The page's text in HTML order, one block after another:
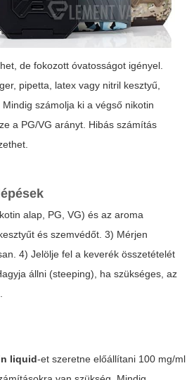
de fokozott óvatosságot igényel.
pipetta, latex vagy nitril kesztyű,
számolja ki a végső nikotin
a PG/VG arányt. Hibás számítás
alap, PG, VG) és az aroma
és szemvédőt. 3) Mérjen
4) Jelölje fel a keverék összetételét
állni (steeping), ha szükséges, az
liquid-et szeretne előállítani 100 mg/ml